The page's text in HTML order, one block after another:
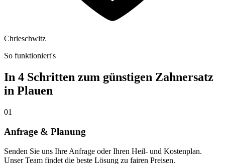
Chrieschwitz
So funktioniert's
In 4 Schritten zum günstigen Zahnersatz
in Plauen
01
Anfrage & Planung
Senden Sie uns Ihre Anfrage oder Ihren Heil- und Kostenplan.
Unser Team findet die beste Lösung zu fairen Preisen.